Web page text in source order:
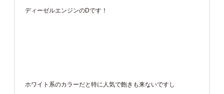
ディーゼルエンジンのDです！
ホワイト系のカラーだと特に人気で飽きも来ないですし